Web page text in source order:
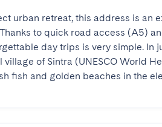
urban retreat, this address is an
to quick road access (A5)
day trips is very simple. In
of Sintra (UNESCO World
fish and golden beaches in the